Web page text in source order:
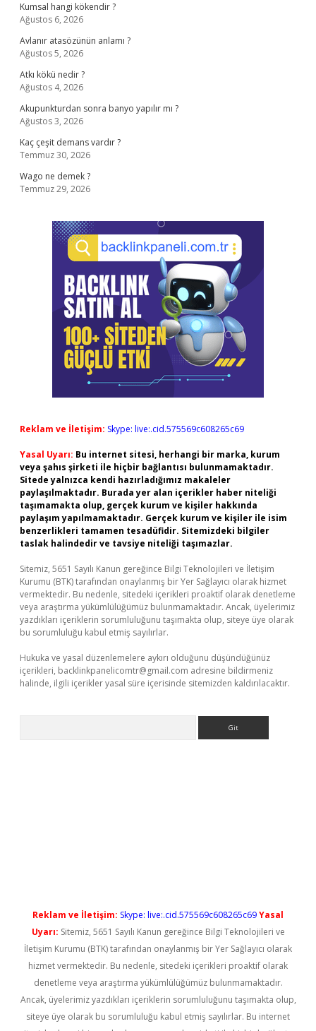
Kumsal hangi kökendir ?
Ağustos 6, 2026
Avlanır atasözünün anlamı ?
Ağustos 5, 2026
Atkı kökü nedir ?
Ağustos 4, 2026
Akupunkturdan sonra banyo yapılır mı ?
Ağustos 3, 2026
Kaç çeşit demans vardır ?
Temmuz 30, 2026
Wago ne demek ?
Temmuz 29, 2026
Reklam ve İletişim: Skype: live:.cid.575569c608265c69
Yasal Uyarı: Bu internet sitesi, herhangi bir marka, kurum
veya şahıs şirketi ile hiçbir bağlantısı bulunmamaktadır.
Sitede yalnızca kendi hazırladığımız makaleler
paylaşılmaktadır. Burada yer alan içerikler haber niteliği
taşımamakta olup, gerçek kurum ve kişiler hakkında
paylaşım yapılmamaktadır. Gerçek kurum ve kişiler ile isim
benzerlikleri tamamen tesadüfidir. Sitemizdeki bilgiler
taslak halindedir ve tavsiye niteliği taşımazlar.
Sitemiz, 5651 Sayılı Kanun gereğince Bilgi Teknolojileri ve İletişim
Kurumu (BTK) tarafından onaylanmış bir Yer Sağlayıcı olarak hizmet
vermektedir. Bu nedenle, sitedeki içerikleri proaktif olarak denetleme
veya araştırma yükümlülüğümüz bulunmamaktadır. Ancak, üyelerimiz
yazdıkları içeriklerin sorumluluğunu taşımakta olup, siteye üye olarak
bu sorumluluğu kabul etmiş sayılırlar.
Hukuka ve yasal düzenlemelere aykırı olduğunu düşündüğünüz
içerikleri, backlinkpanelicomtr@gmail.com adresine bildirmeniz
halinde, ilgili içerikler yasal süre içerisinde sitemizden kaldırılacaktır.
Reklam ve İletişim: Skype: live:.cid.575569c608265c69Yasal
Uyarı: Sitemiz, 5651 Sayılı Kanun gereğince Bilgi Teknolojileri ve
İletişim Kurumu (BTK) tarafından onaylanmış bir Yer Sağlayıcı olarak
hizmet vermektedir. Bu nedenle, sitedeki içerikleri proaktif olarak
denetleme veya araştırma yükümlülüğümüz bulunmamaktadır.
Ancak, üyelerimiz yazdıkları içeriklerin sorumluluğunu taşımakta olup,
siteye üye olarak bu sorumluluğu kabul etmiş sayılırlar. Bu internet